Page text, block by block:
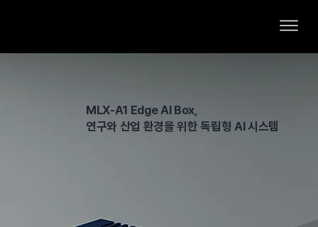
MLX-A1 Edge AI Box,
연구와 산업 환경을 위한 독립형 AI 시스템